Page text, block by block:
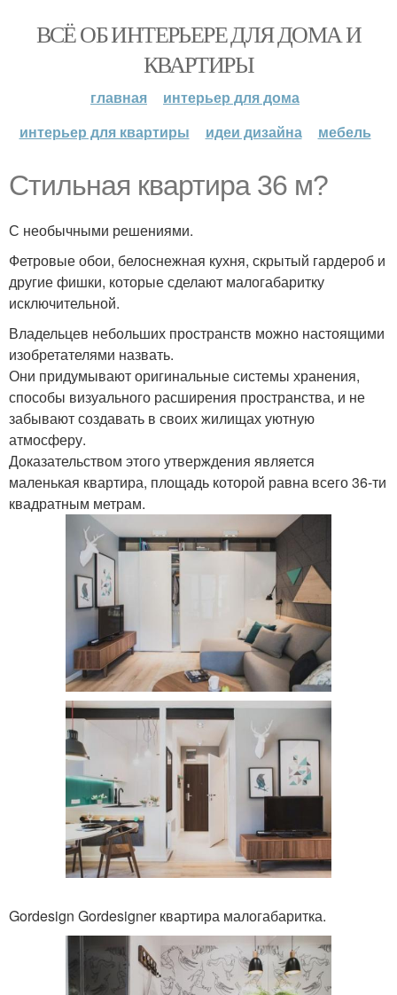
ВСЁ ОБ ИНТЕРЬЕРЕ ДЛЯ ДОМА И
КВАРТИРЫ
главная
интерьер для дома
интерьер для квартиры
идеи дизайна мебель
Стильная квартира 36 м?
С необычными решениями.
Фетровые обои, белоснежная кухня, скрытый гардероб и
другие фишки, которые сделают малогабаритку
исключительной.
Владельцев небольших пространств можно настоящими
изобретателями назвать.
Они придумывают оригинальные системы хранения,
способы визуального расширения пространства, и не
забывают создавать в своих жилищах уютную
атмосферу.
Доказательством этого утверждения является
маленькая квартира, площадь которой равна всего 36-ти
квадратным метрам.
Gordesign Gordesigner квартира малогабаритка.